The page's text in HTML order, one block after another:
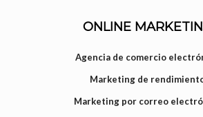
ONLINE
Agencia de comercio
Marketing de
Marketing por correo